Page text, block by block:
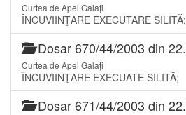
Curtea de Apel Galați
ÎNCUVIINŢARE EXECUTARE SILITĂ;
Dosar 670/44/2003 din
Curtea de Apel Galați
ÎNCUVIINŢARE EXECUATE SILITĂ;
Dosar 671/44/2003 din